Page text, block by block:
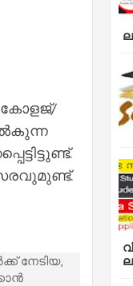
കോളജ്/
നേടിയ,